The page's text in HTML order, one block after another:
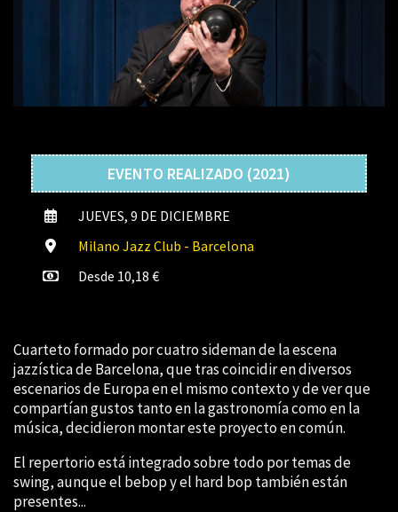
EVENTO REALIZADO (2021)
JUEVES, 9 DE DICIEMBRE
Milano Jazz Club - Barcelona
Desde 10,18 €
Cuarteto formado por cuatro sideman de la escena
jazzística de Barcelona, ​​que tras coincidir en diversos
escenarios de Europa en el mismo contexto y de ver que
compartían gustos tanto en la gastronomía como en la
música, decidieron montar este proyecto en común.
El repertorio está integrado sobre todo por temas de
swing, aunque el bebop y el hard bop también están
presentes...